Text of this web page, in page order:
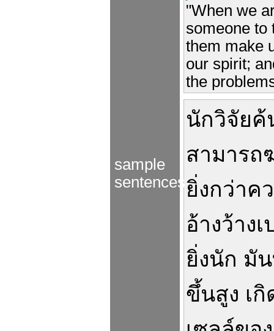
sample
sentences
"When we
someone to
them make
our spirit;
the
นักวิจัยค้
สามารถ
ยิ่งกว่าค
อ้างว้างเ
ยิ่งนัก มัน
ขึ้นสูง เกิ